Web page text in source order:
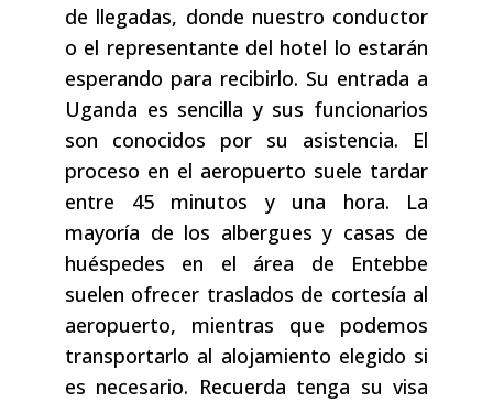
de llegadas, donde nuestro conductor
o el representante del hotel lo estarán
esperando para recibirlo. Su entrada a
Uganda es sencilla y sus funcionarios
son conocidos por su asistencia. El
proceso en el aeropuerto suele tardar
entre 45 minutos y una hora. La
mayoría de los albergues y casas de
huéspedes en el área de Entebbe
suelen ofrecer traslados de cortesía al
aeropuerto, mientras que podemos
transportarlo al alojamiento elegido si
es necesario. Recuerda tenga su visa